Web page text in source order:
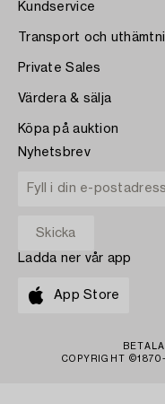
Kundservice
Transport och
Private Sales
Värdera & sälja
Köpa på auktion
Nyhetsbrev
Ladda ner vår app
App Store
COPYRIGHT